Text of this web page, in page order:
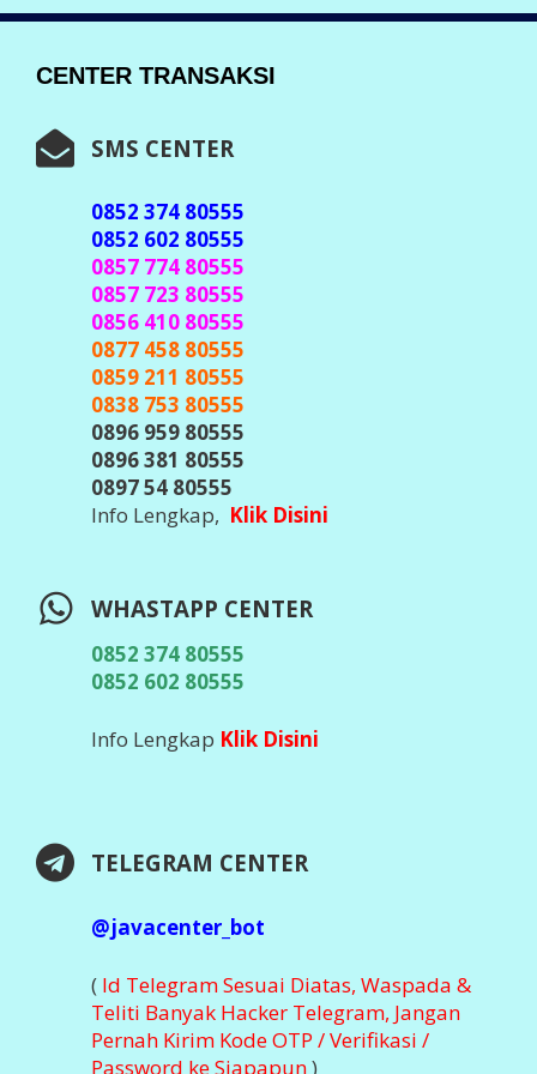
CENTER TRANSAKSI
SMS CENTER
0852 374 80555
0852 602 80555
0857 774 80555
0857 723 80555
0856 410 80555
0877 458 80555
0859 211 80555
0838 753 80555
0896 959 80555
0896 381 80555
0897 54 80555
Info Lengkap, Klik Disini
WHASTAPP CENTER
0852 374 80555
0852 602 80555
Info Lengkap Klik Disini
TELEGRAM CENTER
@javacenter_bot
( Id Telegram Sesuai Diatas, Waspada &
Teliti Banyak Hacker Telegram, Jangan
Pernah Kirim Kode OTP / Verifikasi /
Password ke Siapapun)